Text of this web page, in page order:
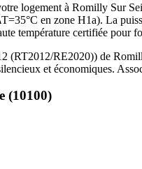
logement à Romilly Sur
en zone H1a). La
température certifiée pour
(RT2012/RE2020)) de
et économiques.
(10100)